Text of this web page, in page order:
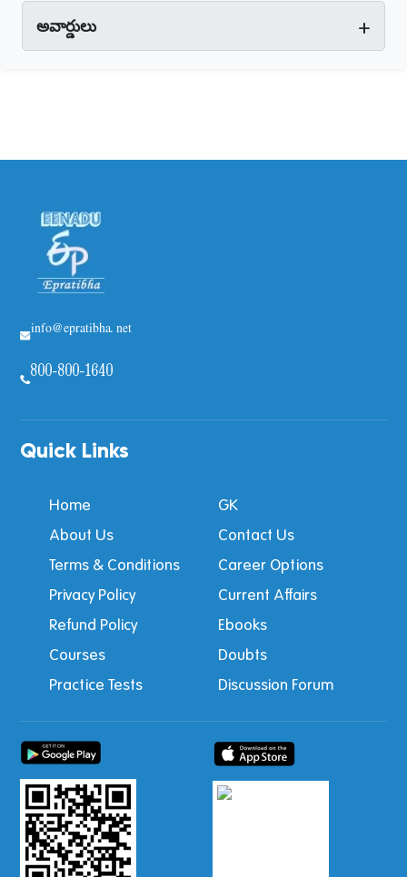
అవార్డులు +
info@epratibha.net
800-800-1640
Quick Links
Home
GK
About Us
Contact Us
Terms & Conditions
Career Options
Privacy Policy
Current Affairs
Refund Policy
Ebooks
Courses
Doubts
Practice Tests
Discussion Forum